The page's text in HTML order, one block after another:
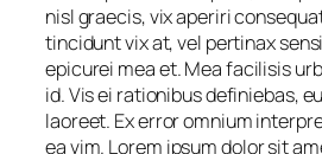
nisl graecis, vix aperiri
tincidunt vix at, vel pertinax
epicurei mea et. Mea facilisis
id. Vis ei rationibus definiebas,
laoreet. Ex error omnium
ea vim. Lorem ipsum dolor sit